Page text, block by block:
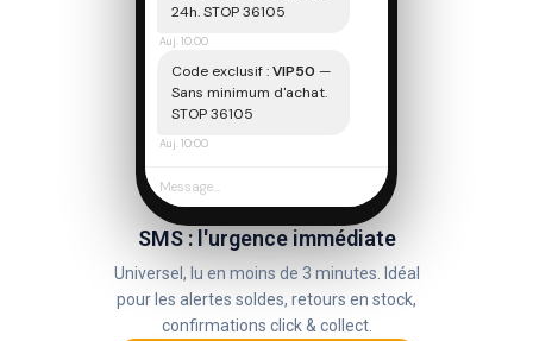
24h. STOP 36105
Auj. 10:00
Code exclusif :VIP50 —
Sans minimum d'achat.
STOP 36105
Auj. 10:00
SMS : l'urgence immédiate
Universel, lu en moins de 3 minutes. Idéal
pour les alertes soldes, retours en stock,
confirmations click & collect.